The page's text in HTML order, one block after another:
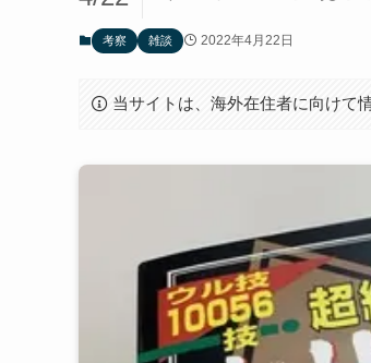
考察 雑談 2022年4月22日
当サイトは、海外在住者に向けて